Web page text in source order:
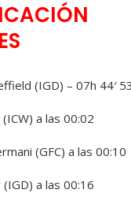
(IGD) – 07h 44′
a las 00:02
(GFC) a las 00:10
a las 00:16